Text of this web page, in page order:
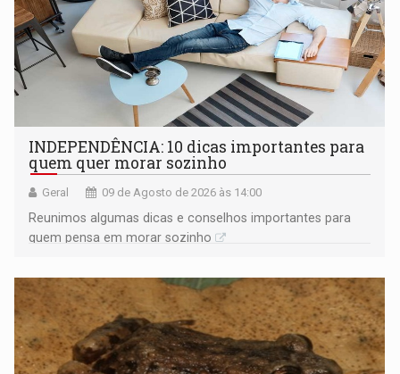
INDEPENDÊNCIA: 10 dicas importantes para
quem quer morar sozinho
Geral 09 de Agosto de 2026 às 14:00
Reunimos algumas dicas e conselhos importantes para
quem pensa em morar sozinho